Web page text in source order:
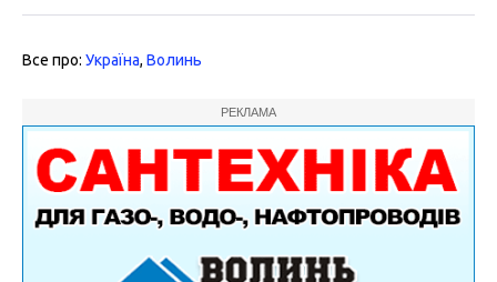
Все про: Україна, Волинь
РЕКЛАМА